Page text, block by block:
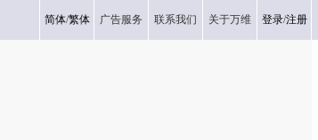
简体/繁体 广告服务 联系我们 关于万维 登录/注册